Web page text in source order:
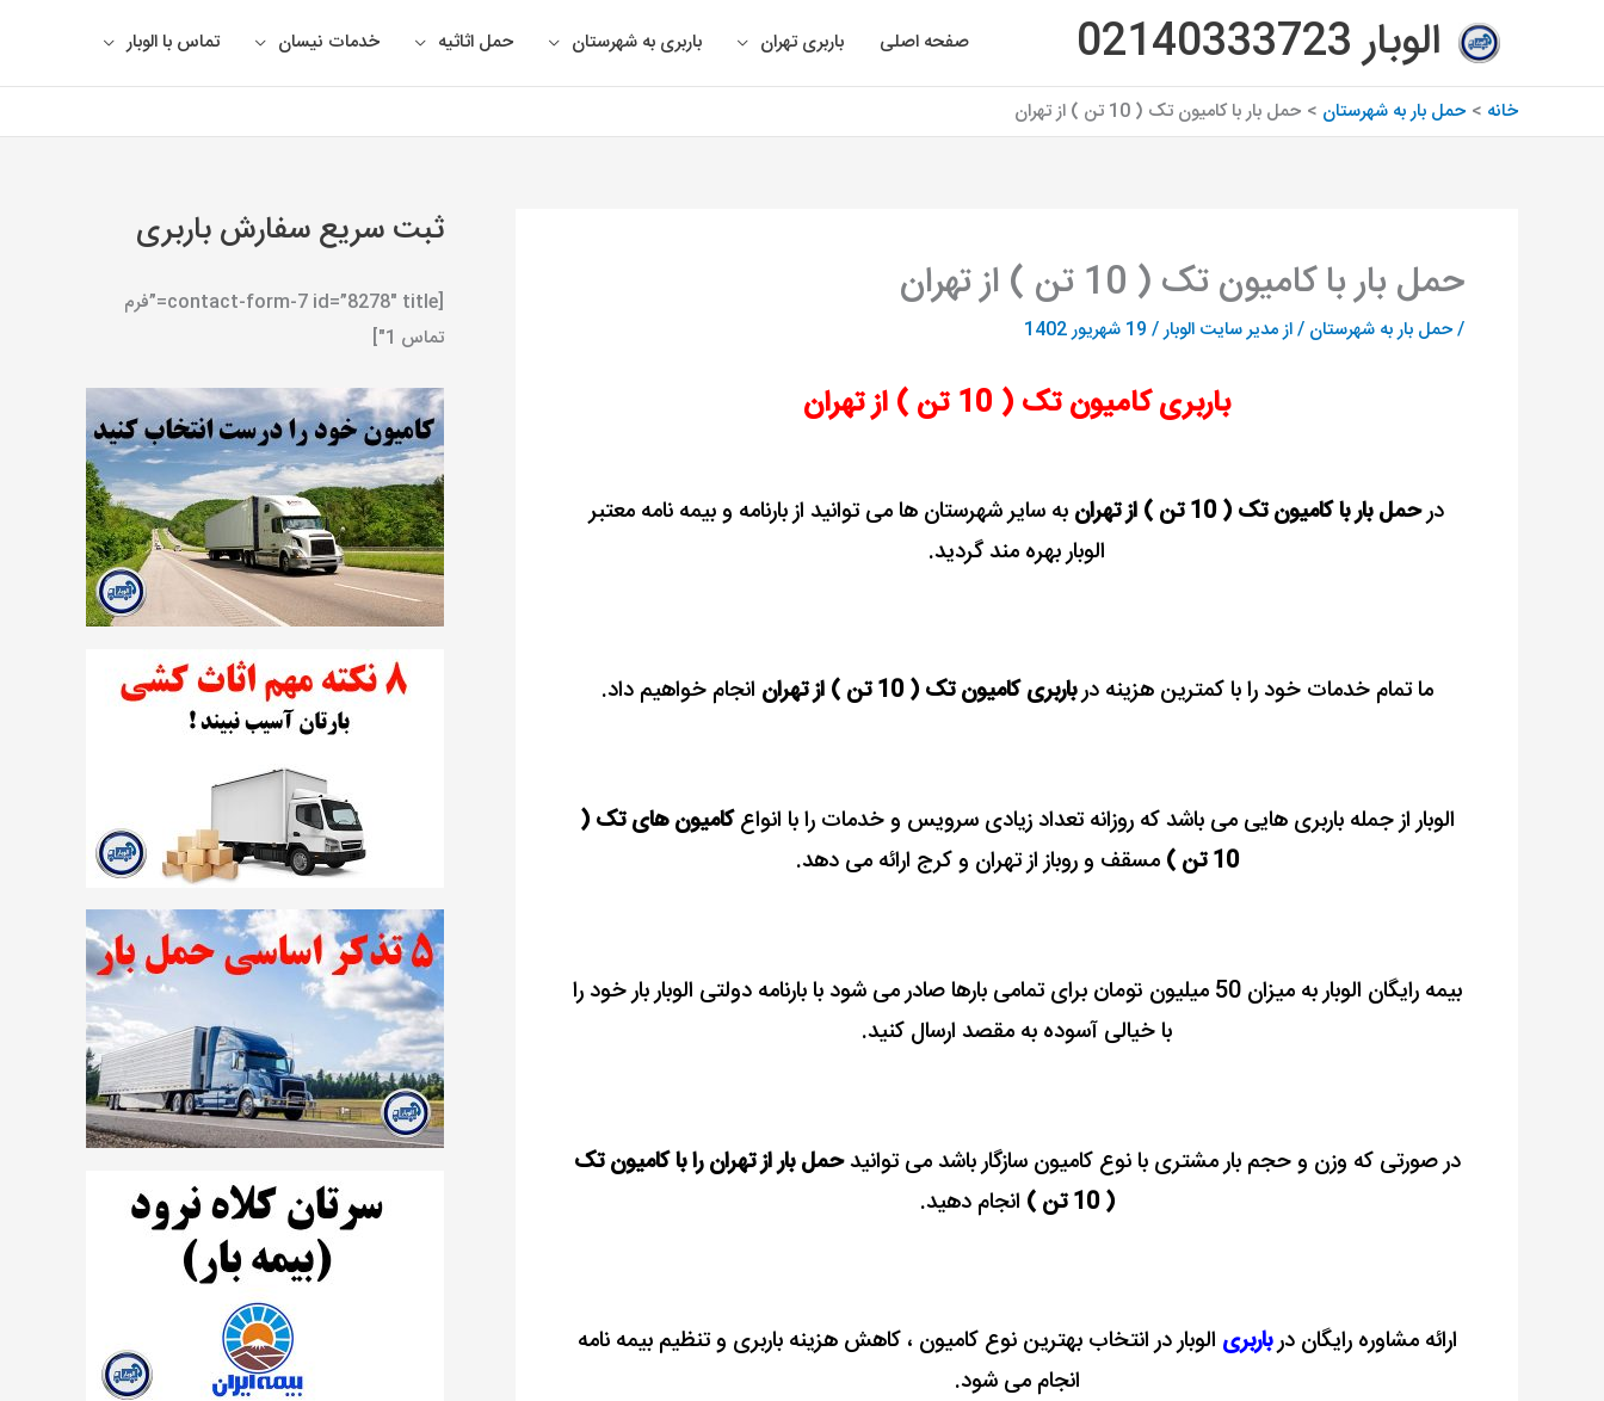
محتوا
الوبار 02140333723 صفحه اصلی باربری تهران باربری به شهرستان حمل اثاثیه خدمات نیسان تماس با الوبار
خانه حمل بار به شهرستان حمل بار با کامیون تک ( 10 تن ) از تهران
حمل بار با کامیون تک ( 10 تن ) از تهران
/حمل بار به شهرستان / ازمدیر سایت الوبار/ 19 شهریور 1402
باربری کامیون تک ( 10 تن ) از تهران
درحمل بار با کامیون تک ( 10 تن ) از تهران
به سایر شهرستان ها می توانید از بارنامه و بیمه نامه معتبر
الوبار بهره مند گردید.
ما تمام خدمات خود را با کمترین هزینه درباربری کامیون تک ( 10 تن ) از تهران انجام خواهیم داد.
الوبار از جمله باربری هایی می باشد که روزانه تعداد زیادی سرویس و خدمات را با انواعکامیون های تک (
10 تن )
مسقف و روباز از تهران و کرج ارائه می دهد.
بیمه رایگان الوبار به میزان 50 میلیون تومان برای تمامی بارها صادر می شود
با بارنامه دولتی الوبار بار خود را
با خیالی آسوده به مقصد ارسال کنید.
در صورتی که وزن و حجم بار مشتری با نوع کامیون سازگار باشد می توانیدحمل بار از تهران را با کامیون تک
( 10 تن )
انجام دهید.
ارائه مشاوره رایگان درباربری الوبار در انتخاب بهترین نوع کامیون ، کاهش هزینه باربری و تنظیم بیمه نامه
انجام می شود.
ثبت سریع سفارش باربری
[contact-form-7 id=”8278″ title=”فرم
تماس 1″]